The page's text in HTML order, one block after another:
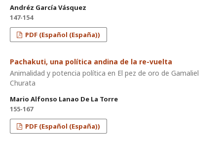
Andréz García Vásquez
147-154
PDF (Español (España))
Pachakuti, una política andina de la re-vuelta
Animalidad y potencia política en El pez de oro de Gamaliel
Churata
Mario Alfonso Lanao De La Torre
155-167
PDF (Español (España))